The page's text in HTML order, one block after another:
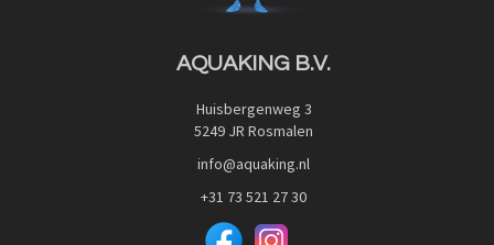
JPD Japan Pet Design
AQUAKING B.V.
Huisbergenweg 3
5249 JR Rosmalen
info@aquaking.nl
+31 73 521 27 30